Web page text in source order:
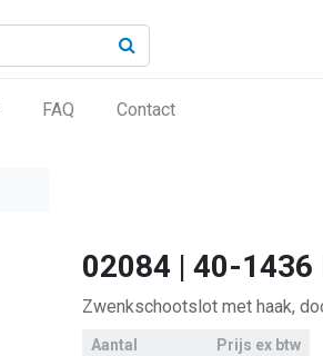
FAQ Contact
02084 | 40-1436
Zwenkschootslot met haak,
Aantal Prijs ex btw